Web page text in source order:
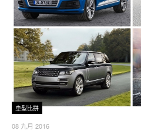
車市新聞
賽車新聞
汽車改裝
輪胎特區
促銷訊息
人車軼事
車型比拼
08 九月 2016